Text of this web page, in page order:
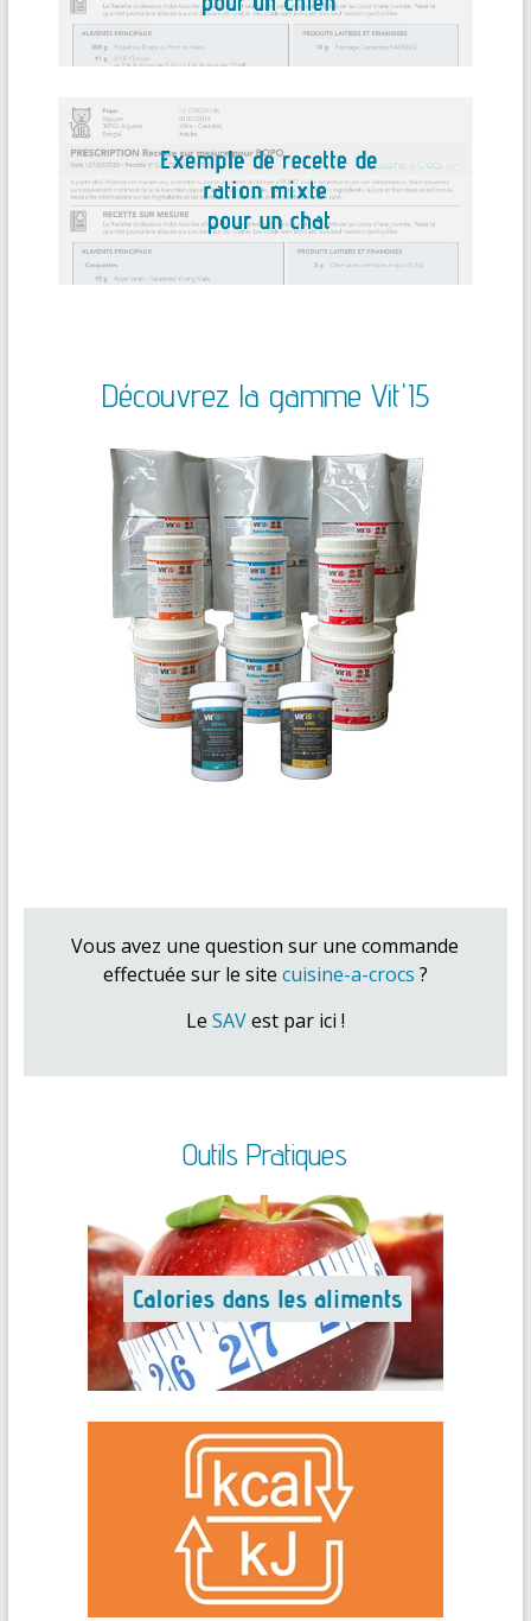
Découvrez la gamme Vit'I5
Vous avez une question sur une commande
effectuée sur le site cuisine-a-crocs ?
Le SAVest par ici !
Outils Pratiques